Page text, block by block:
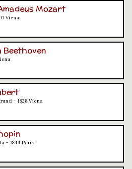
Mozart
Viena
Beethoven
- 1828 Viena
- 1849 París